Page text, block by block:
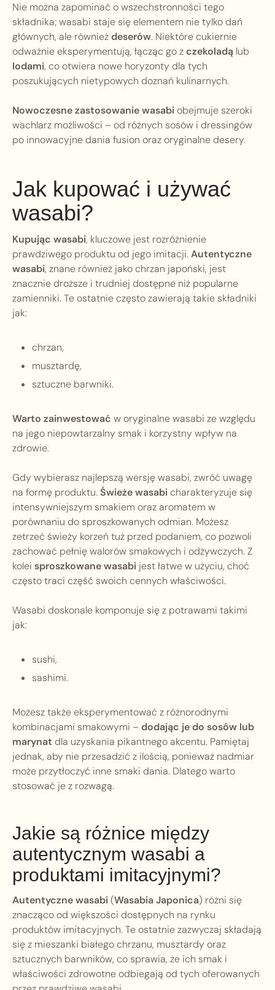
Nie można zapominać o wszechstronności tego
składnika; wasabi staje się elementem nie tylko dań
głównych, ale równieżdeserów. Niektóre cukiernie
odważnie eksperymentują, łącząc go zczekoladą lub
lodami, co otwiera nowe horyzonty dla tych
poszukujących nietypowych doznań kulinarnych.
Nowoczesne zastosowanie wasabiobejmuje szeroki
wachlarz możliwości – od różnych sosów i dressingów
po innowacyjne dania fusion oraz oryginalne desery.
Jak kupować i używać
wasabi?
Kupując wasabi, kluczowe jest rozróżnienie
prawdziwego produktu od jego imitacji.Autentyczne
wasabi, znane również jako chrzan japoński, jest
znacznie droższe i trudniej dostępne niż popularne
zamienniki. Te ostatnie często zawierają takie składniki
jak:
chrzan,
musztardę,
sztuczne barwniki.
Warto zainwestować w oryginalne wasabi ze względu
na jego niepowtarzalny smak i korzystny wpływ na
zdrowie.
Gdy wybierasz najlepszą wersję wasabi, zwróć uwagę
na formę produktu.Świeże wasabicharakteryzuje się
intensywniejszym smakiem oraz aromatem w
porównaniu do sproszkowanych odmian. Możesz
zetrzeć świeży korzeń tuż przed podaniem, co pozwoli
zachować pełnię walorów smakowych i odżywczych. Z
kolei sproszkowane wasabi jest łatwe w użyciu, choć
często traci część swoich cennych właściwości.
Wasabi doskonale komponuje się z potrawami takimi
jak:
sushi,
sashimi.
Możesz także eksperymentować z różnorodnymi
kombinacjami smakowymi – dodając je do sosów lub
marynat dla uzyskania pikantnego akcentu. Pamiętaj
jednak, aby nie przesadzić z ilością, ponieważ nadmiar
może przytłoczyć inne smaki dania. Dlatego warto
stosować je z rozwagą.
Jakie są różnice między
autentycznym wasabi a
produktami imitacyjnymi?
Autentyczne wasabi(Wasabia Japonica) różni się
znacząco od większości dostępnych na rynku
produktów imitacyjnych. Te ostatnie zazwyczaj składają
się z mieszanki białego chrzanu, musztardy oraz
sztucznych barwników, co sprawia, że ich smak i
właściwości zdrowotne odbiegają od tych oferowanych